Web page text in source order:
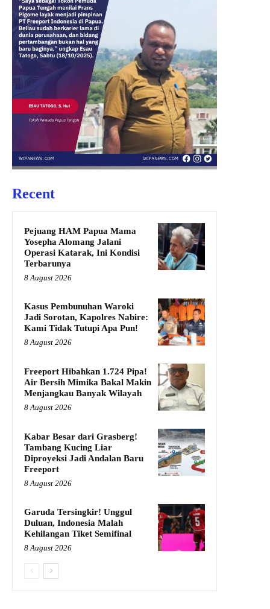
Recent
Pejuang HAM Papua Mama
Yosepha Alomang Jalani
Operasi Katarak, Ini Kondisi
Terbarunya
8 August 2026
Kasus Pembunuhan Waroki
Jadi Sorotan, Kapolres Nabire:
Kami Tidak Tutupi Apa Pun!
8 August 2026
Freeport Hibahkan 1.724 Pipa!
Air Bersih Mimika Bakal Makin
Menjangkau Banyak Wilayah
8 August 2026
Kabar Besar dari Grasberg!
Tambang Kucing Liar
Diproyeksi Jadi Andalan Baru
Freeport
8 August 2026
Garuda Tersingkir! Unggul
Duluan, Indonesia Malah
Kehilangan Tiket Semifinal
8 August 2026